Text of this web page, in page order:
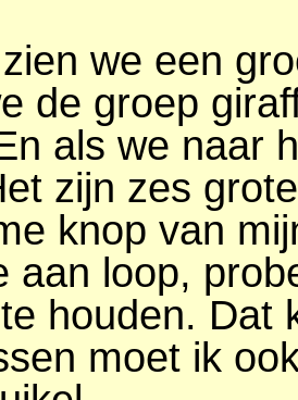
we een
de groep
als we naar
zijn zes
knop van
aan loop,
houden. Dat
moet ik